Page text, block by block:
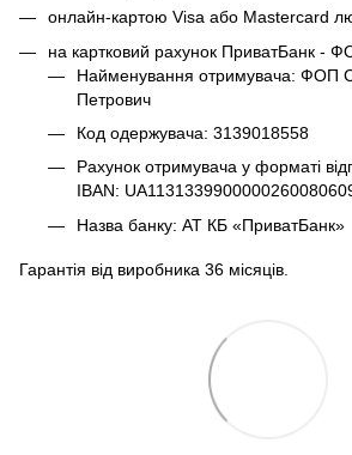
онлайн-картою Visa або Mastercard
на картковий рахунок ПриватБанк -
Найменування отримувача: ФОП
Петрович
Код одержувача: 3139018558
Рахунок отримувача у форматі
IBAN:
Назва банку: АТ КБ «ПриватБанк»
Гарантія від виробника 36 місяців.